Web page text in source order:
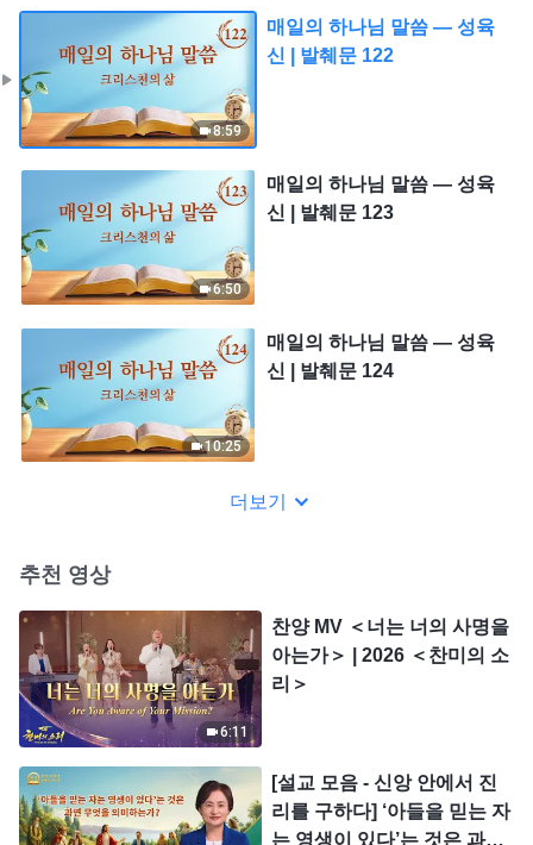
8:59
매일의 하나님 말씀 ― 성육
신 | 발췌문 122
6:50
매일의 하나님 말씀 ― 성육
신 | 발췌문 123
10:25
매일의 하나님 말씀 ― 성육
신 | 발췌문 124
더보기
추천 영상
6:11
찬양 MV ＜너는 너의 사명을
아는가＞ | 2026 ＜찬미의 소
리＞
[설교 모음 - 신앙 안에서 진
리를 구하다] ‘아들을 믿는 자
는 영생이 있다’는 것은 과연